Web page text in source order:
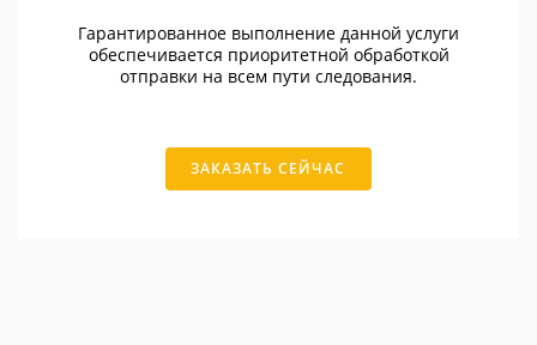
Гарантированное выполнение данной услуги
обеспечивается приоритетной обработкой
отправки на всем пути следования.
ЗАКАЗАТЬ СЕЙЧАС